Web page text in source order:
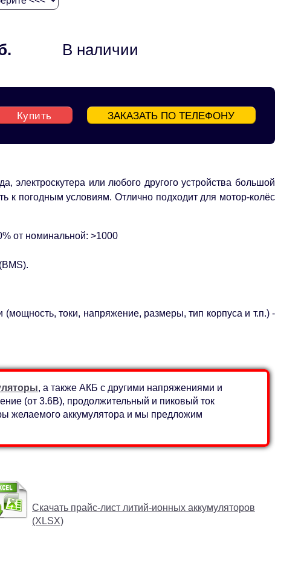
В наличии
Купить ЗАКАЗАТЬ ПО ТЕЛЕФОНУ
электроскутера или любого другого устройства большой
к погодным условиям. Отлично подходит для мотор-колёс
от номинальной: >1000
токи, напряжение, размеры, тип корпуса и т.п.) -
, а также АКБ с другими напряжениями и
(от 3.6В), продолжительный и пиковый ток
желаемого аккумулятора и мы предложим
Скачать прайс-лист литий-ионных аккумуляторов
(XLSX)